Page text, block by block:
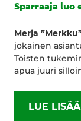
Sparraaja luo
Merja
jokainen
Toisten
apua juuri
LUE LISÄÄ